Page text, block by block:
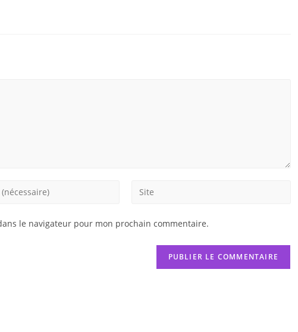
Saisir
(facultatif)
le navigateur pour mon prochain commentaire.